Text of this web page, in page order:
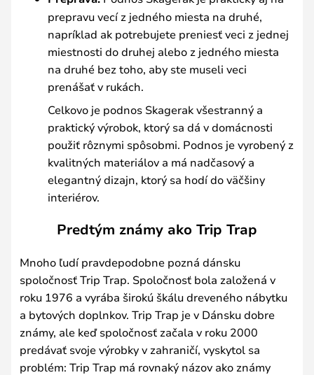
prepravu vecí z jedného miesta na druhé,
napríklad ak potrebujete preniesť veci z jednej
miestnosti do druhej alebo z jedného miesta
na druhé bez toho, aby ste museli veci
prenášať v rukách.
Celkovo je podnos Skagerak všestranný a
praktický výrobok, ktorý sa dá v domácnosti
použiť rôznymi spôsobmi. Podnos je vyrobený z
kvalitných materiálov a má nadčasový a
elegantný dizajn, ktorý sa hodí do väčšiny
interiérov.
Predtým známy ako Trip Trap
Mnoho ľudí pravdepodobne pozná dánsku
spoločnosť Trip Trap. Spoločnosť bola založená v
roku 1976 a vyrába širokú škálu dreveného nábytku
a bytových doplnkov. Trip Trap je v Dánsku dobre
známy, ale keď spoločnosť začala v roku 2000
predávať svoje výrobky v zahraničí, vyskytol sa
problém: Trip Trap má rovnaký názov ako známy